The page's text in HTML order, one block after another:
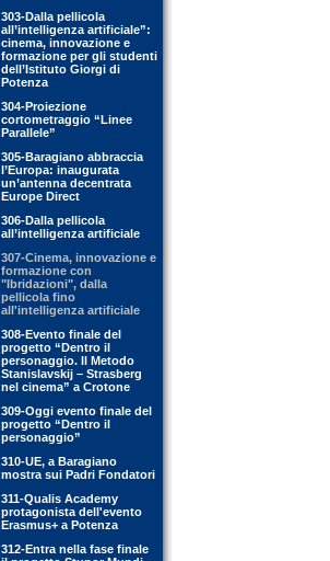
303-Dalla pellicola
all’intelligenza artificiale”:
cinema, innovazione e
formazione per gli studenti
dell’Istituto Giorgi di
Potenza
304-Proiezione
cortometraggio “Linee
Parallele”
305-Baragiano abbraccia
l’Europa: inaugurata
un’antenna decentrata
Europe Direct
306-Dalla pellicola
all’intelligenza artificiale
307-Cinema, innovazione e
formazione con
"Ibridazioni", dalla
pellicola fino
all'intelligenza artificiale
308-Evento finale del
progetto “Dentro il
personaggio. Il Metodo
Stanislavskij – Strasberg
nel cinema” a Crotone
309-Oggi evento finale del
progetto “Dentro il
personaggio”
310-UE, a Baragiano
mostra sui Padri Fondatori
311-Qualis Academy
protagonista dell'evento
Erasmus+ a Potenza
312-Entra nella fase finale